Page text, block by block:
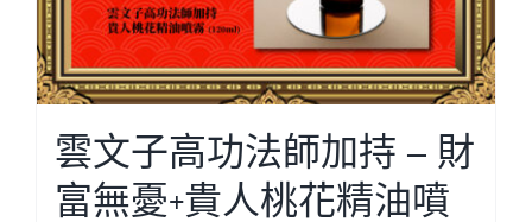
雲文子高功法師加持 – 財
富無憂+貴人桃花精油噴